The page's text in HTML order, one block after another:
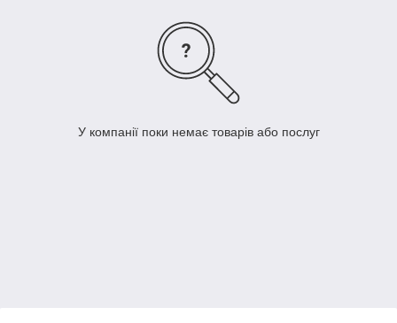
У компанії поки немає товарів або послуг